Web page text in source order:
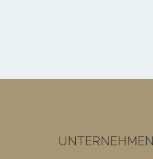
UNTERNEHMEN